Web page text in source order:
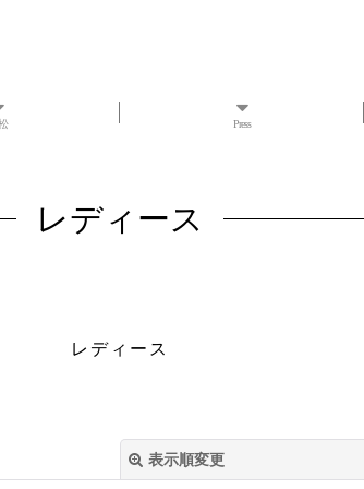
Press
レディース
レディース
表示順変更